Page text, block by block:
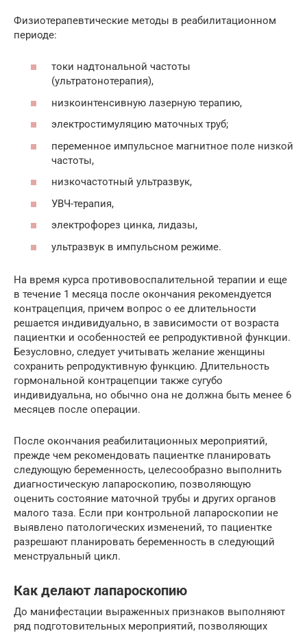
Физиотерапевтические методы в реабилитационном
периоде:
токи надтональной частоты
(ультратонотерапия),
низкоинтенсивную лазерную терапию,
электростимуляцию маточных труб;
переменное импульсное магнитное поле низкой
частоты,
низкочастотный ультразвук,
УВЧ-терапия,
электрофорез цинка, лидазы,
ультразвук в импульсном режиме.
На время курса противовоспалительной терапии и еще
в течение 1 месяца после окончания рекомендуется
контрацепция, причем вопрос о ее длительности
решается индивидуально, в зависимости от возраста
пациентки и особенностей ее репродуктивной функции.
Безусловно, следует учитывать желание женщины
сохранить репродуктивную функцию. Длительность
гормональной контрацепции также сугубо
индивидуальна, но обычно она не должна быть менее 6
месяцев после операции.
После окончания реабилитационных мероприятий,
прежде чем рекомендовать пациентке планировать
следующую беременность, целесообразно выполнить
диагностическую лапароскопию, позволяющую
оценить состояние маточной трубы и других органов
малого таза. Если при контрольной лапароскопии не
выявлено патологических изменений, то пациентке
разрешают планировать беременность в следующий
менструальный цикл.
Как делают лапароскопию
До манифестации выраженных признаков выполняют
ряд подготовительных мероприятий, позволяющих